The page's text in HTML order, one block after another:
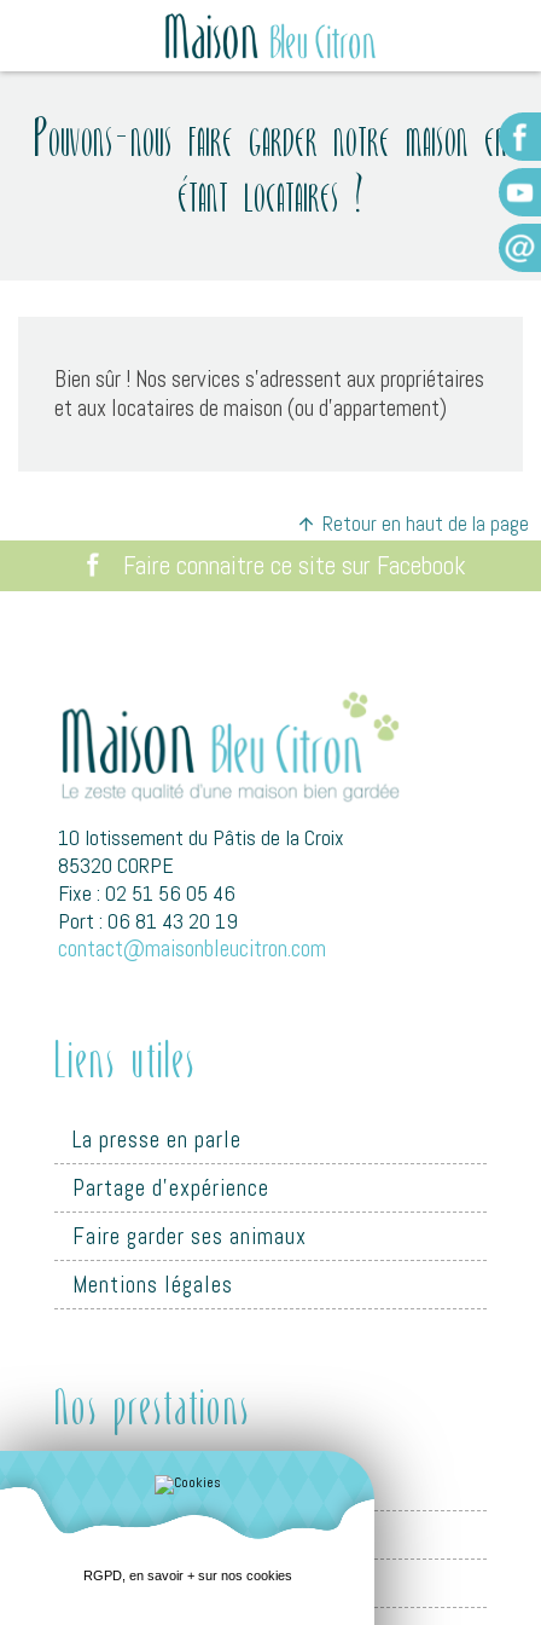
Pouvons-nous faire garder notre maison en
étant locataires ?
Bien sûr ! Nos services s’adressent aux propriétaires
et aux locataires de maison (ou d’appartement)
Retour en haut de la page
Faire connaitre ce site sur Facebook
10 lotissement du Pâtis de la Croix
85320 CORPE
Fixe : 02 51 56 05 46
Port : 06 81 43 20 19
contact@maisonbleucitron.com
Liens utiles
La presse en parle
Partage d'expérience
Faire garder ses animaux
Mentions légales
Nos prestations
Côté propriétaires
Côté partenaires retraités
FAQ Propriétaires
RGPD, en savoir + sur nos cookies